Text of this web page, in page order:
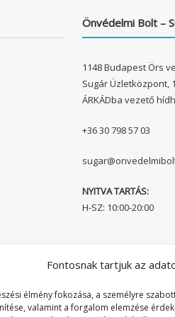
Fontosnak tartjuk az
élmény fokozása, a személyre
valamint a forgalom elemzése
Önvédelmi Bolt –
1148 Budapest Örs
Sugár Üzletközpont,
ÁRKÁDba vezető
+36 30 798 57 03
NYITVA TARTÁS:
H-SZ: 10:00-20:00
Önvédelmi Bolt –